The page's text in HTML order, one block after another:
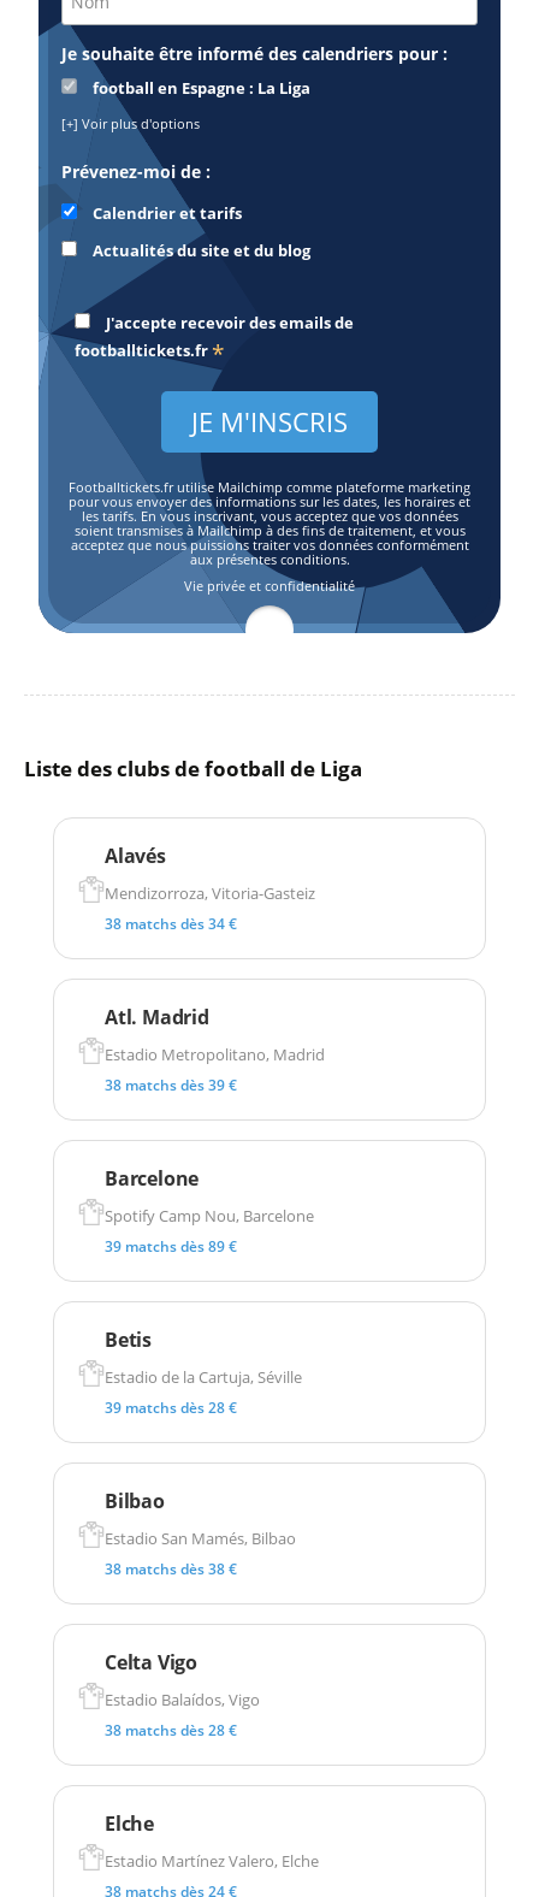
Je souhaite être informé des calendriers pour :
football en Espagne : La Liga
[+] Voir plus d'options
Prévenez-moi de :
Calendrier et tarifs
Actualités du site et du blog
J'accepte recevoir des emails de
footballtickets.fr *
Footballtickets.fr utilise Mailchimp comme plateforme marketing
pour vous envoyer des informations sur les dates, les horaires et
les tarifs. En vous inscrivant, vous acceptez que vos données
soient transmises à Mailchimp à des fins de traitement, et vous
acceptez que nous puissions traiter vos données conformément
aux présentes conditions.
Vie privée et confidentialité
Liste des clubs de football de Liga
Alavés
Mendizorroza, Vitoria-Gasteiz
38 matchs dès 34 €
Atl. Madrid
Estadio Metropolitano, Madrid
38 matchs dès 39 €
Barcelone
Spotify Camp Nou, Barcelone
39 matchs dès 89 €
Betis
Estadio de la Cartuja, Séville
39 matchs dès 28 €
Bilbao
Estadio San Mamés, Bilbao
38 matchs dès 38 €
Celta Vigo
Estadio Balaídos, Vigo
38 matchs dès 28 €
Elche
Estadio Martínez Valero, Elche
38 matchs dès 24 €